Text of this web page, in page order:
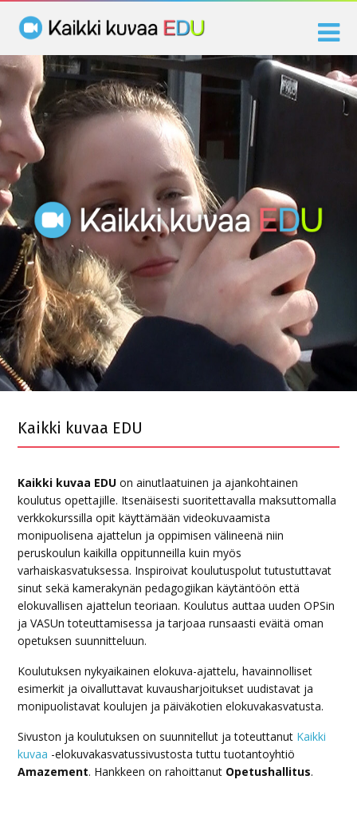
Kaikki kuvaa EDU
Kaikki kuvaa EDU on ainutlaatuinen ja ajankohtainen
koulutus opettajille. Itsenäisesti suoritettavalla maksuttomalla
verkkokurssilla opit käyttämään videokuvaamista
monipuolisena ajattelun ja oppimisen välineenä niin
peruskoulun kaikilla oppitunneilla kuin myös
varhaiskasvatuksessa. Inspiroivat koulutuspolut tutustuttavat
sinut sekä kamerakynän pedagogiikan käytäntöön että
elokuvallisen ajattelun teoriaan. Koulutus auttaa uuden OPSin
ja VASUn toteuttamisessa ja tarjoaa runsaasti eväitä oman
opetuksen suunnitteluun.
Koulutuksen nykyaikainen elokuva-ajattelu, havainnolliset
esimerkit ja oivalluttavat kuvausharjoitukset uudistavat ja
monipuolistavat koulujen ja päiväkotien elokuvakasvatusta.
Sivuston ja koulutuksen on suunnitellut ja toteuttanut Kaikki
kuvaa -elokuvakasvatussivustosta tuttu tuotantoyhtiö
Amazement. Hankkeen on rahoittanut Opetushallitus.